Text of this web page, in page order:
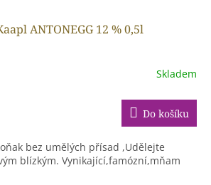
ANTONEGG 12 % 0,5l
Skladem
Do košíku
bez umělých přísad ,Udělejte
blízkým. Vynikající,famózní,mňam